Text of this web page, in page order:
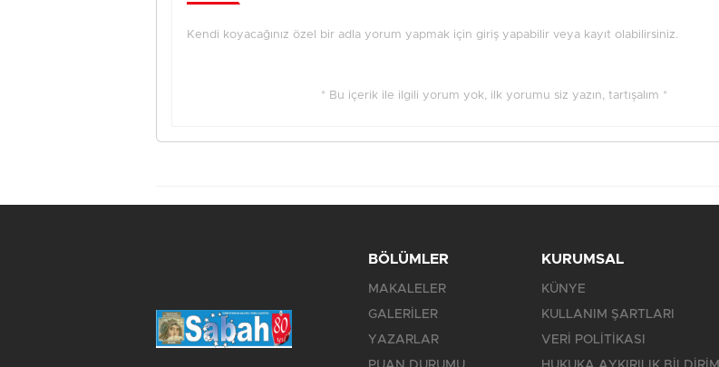
Kendi koyacağınız özel bir adla yorum yapmak için giriş yapabilir veya kayıt olabilirsiniz.
* Bu içerik ile ilgili yorum yok, ilk yorumu siz yazın, tartışalım *
BÖLÜMLER
MAKALELER
GALERİLER
YAZARLAR
KURUMSAL
KÜNYE
KULLANIM ŞARTLARI
VERİ POLİTİKASI